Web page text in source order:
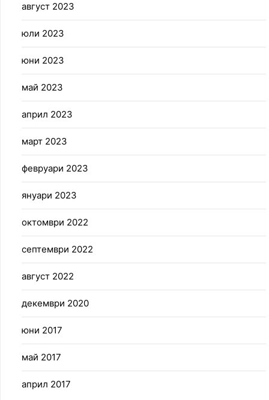
август 2023
юли 2023
юни 2023
май 2023
април 2023
март 2023
февруари 2023
януари 2023
октомври 2022
септември 2022
август 2022
декември 2020
юни 2017
май 2017
април 2017